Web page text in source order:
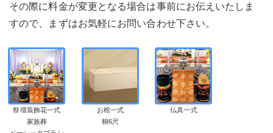
その際に料金が変更となる場合は事前にお伝えいたしま
すので、まずはお気軽にお問い合わせ下さい。
祭壇装飾花一式
家族葬
お棺一式
桐6尺
仏具一式